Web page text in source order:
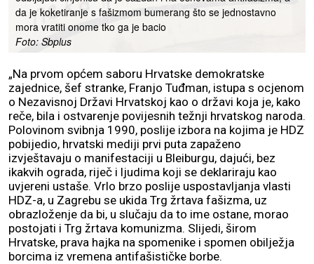
da je koketiranje s fašizmom bumerang što se jednostavno
mora vratiti onome tko ga je bacio
Foto: Sbplus
„Na prvom općem saboru Hrvatske demokratske
zajednice, šef stranke, Franjo Tuđman, istupa s ocjenom
o Nezavisnoj Državi Hrvatskoj kao o državi koja je, kako
reče, bila i ostvarenje povijesnih težnji hrvatskog naroda.
Polovinom svibnja 1990, poslije izbora na kojima je HDZ
pobijedio, hrvatski mediji prvi puta zapaženo
izvještavaju o manifestaciji u Bleiburgu, dajući, bez
ikakvih ograda, riječ i ljudima koji se deklariraju kao
uvjereni ustaše. Vrlo brzo poslije uspostavljanja vlasti
HDZ-a, u Zagrebu se ukida Trg žrtava fašizma, uz
obrazloženje da bi, u slučaju da to ime ostane, morao
postojati i Trg žrtava komunizma. Slijedi, širom
Hrvatske, prava hajka na spomenike i spomen obilježja
borcima iz vremena antifašističke borbe.